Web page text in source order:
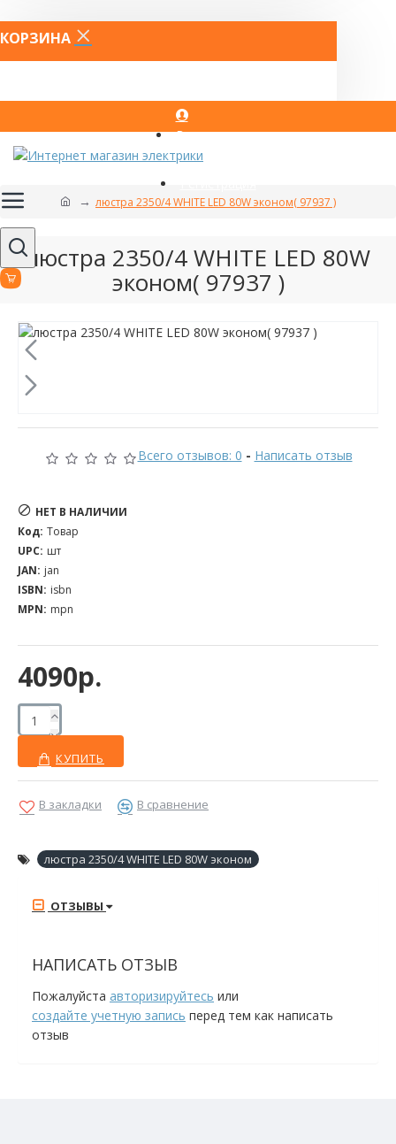
КОРЗИНА
Вход
люстра 2350/4 WHITE LED 80W эконом( 97937 )
люстра 2350/4 WHITE LED 80W
эконом( 97937 )
Всего отзывов: 0 - Написать отзыв
4090р.
НЕТ В НАЛИЧИИ
Код: Товар
UPC: шт
JAN: jan
ISBN: isbn
MPN: mpn
КУПИТЬ
В закладки В сравнение
люстра 2350/4 WHITE LED 80W эконом
ОТЗЫВЫ
НАПИСАТЬ ОТЗЫВ
Пожалуйста авторизируйтесь или
создайте учетную запись перед тем как написать
отзыв